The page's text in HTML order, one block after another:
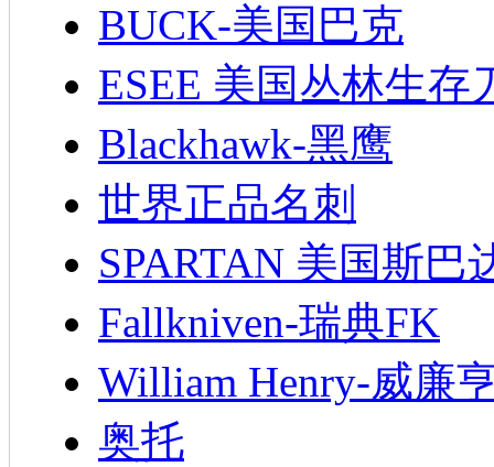
BUCK-美国巴克
ESEE 美国丛林生存
Blackhawk-黑鹰
世界正品名刺
SPARTAN 美国斯巴
Fallkniven-瑞典FK
William Henry-威廉
奥托